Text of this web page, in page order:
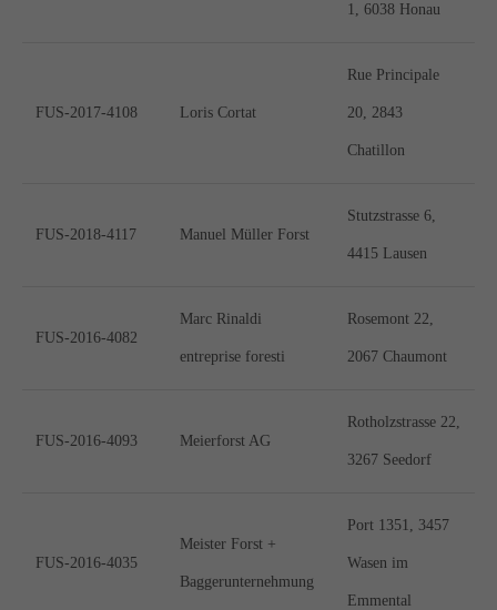
1, 6038 Honau
FUS-2017-4108 Loris Cortat
Rue Principale
20, 2843
Chatillon
FUS-2018-4117 Manuel Müller Forst
Stutzstrasse 6,
4415 Lausen
FUS-2016-4082
Marc Rinaldi
entreprise foresti
Rosemont 22,
2067 Chaumont
FUS-2016-4093 Meierforst AG
Rotholzstrasse 22,
3267 Seedorf
FUS-2016-4035
Meister Forst +
Baggerunternehmung
Port 1351, 3457
Wasen im
Emmental